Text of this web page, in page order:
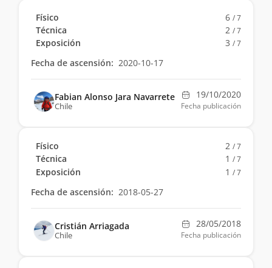
Físico 6 / 7
Técnica 2 / 7
Exposición 3 / 7
Fecha de ascensión: 2020-10-17
Fabian Alonso Jara Navarrete
Chile
19/10/2020
Fecha publicación
Físico 2 / 7
Técnica 1 / 7
Exposición 1 / 7
Fecha de ascensión: 2018-05-27
Cristián Arriagada
Chile
28/05/2018
Fecha publicación